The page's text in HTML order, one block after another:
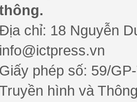
chỉ: 18 Nguyễn
info@ictpress.vn
Giấy phép số: 59/
hình và